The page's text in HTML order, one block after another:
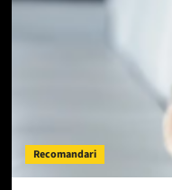
Recomandari